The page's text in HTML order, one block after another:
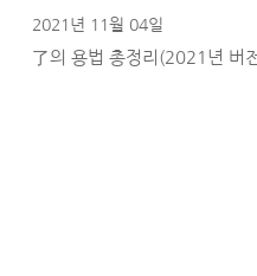
2021년 11월 04일
了의 용법 총정리(2021년 버